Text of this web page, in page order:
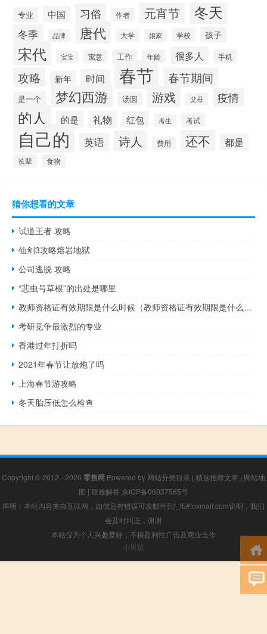
专业 中国 习俗 作者 元宵节 冬天
冬季 品牌 唐代 大学 娘家 学校 孩子
宋代 宝宝 寓意 工作 年龄 很多人 手机
攻略 新年 时间 春节 春节期间
是一个 梦幻西游 汤圆 游戏 父母 疫情
的人 的是 礼物 红包 考生 考试
自己的 英语 诗人 费用 还不 都是
长辈 食物
猜你想看的文章
试道王者 攻略
仙剑3攻略熔岩地狱
公司逃脱 攻略
“悲虫号草根”的出处是哪里
教师资格证有效期限是什么时候（教师资格证有效期限是什么意思）
考研竞争最激烈的专业
香港过年打折吗
2021年春节让放炮了吗
上海春节游攻略
冬天胎压低怎么检查
Copyright © 2012 - 2026 零售网 Powered by 网站分类目录 | 精选推荐文章 | 网站地
图 | 疑难解答 京ICP备06037565号
声明：本站内容来自互联网，如信息有错误可发邮件到f_fb#foxmail.com说明，我们
会及时纠正，谢谢
本站仅为个人兴趣爱好，不接盈利性广告及商业合作
小男孩